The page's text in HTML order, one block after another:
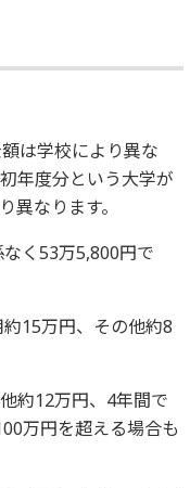
は学校により異な
年度分という大学が
なります。
く53万5,800円で
15万円、その他約8
約12万円、4年間で
万円を超える場合も